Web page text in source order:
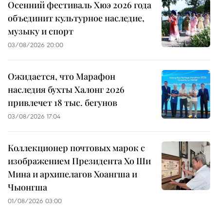
Осенний фестиваль Хюэ 2026 года
объединит культурное наследие,
музыку и спорт
03/08/2026 20:00
Ожидается, что Марафон
наследия бухты Халонг 2026
привлечет 18 тыс. бегунов
03/08/2026 17:04
Коллекционер почтовых марок с
изображением Президента Хо Ши
Мина и архипелагов Хоангша и
Чыонгша
01/08/2026 03:00